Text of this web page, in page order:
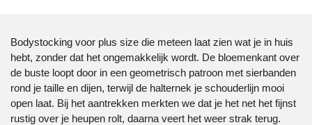
Bodystocking voor plus size die meteen laat zien wat je in huis
hebt, zonder dat het ongemakkelijk wordt. De bloemenkant over
de buste loopt door in een geometrisch patroon met sierbanden
rond je taille en dijen, terwijl de halternek je schouderlijn mooi
open laat. Bij het aantrekken merkten we dat je het net het fijnst
rustig over je heupen rolt, daarna veert het weer strak terug.